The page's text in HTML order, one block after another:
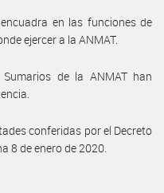
en las funciones de
ejercer a la ANMAT.
de la ANMAT han
conferidas por el Decreto
8 de enero de 2020.